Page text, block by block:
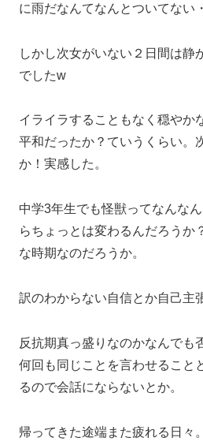
に雨だなんてなんとついてない
しかし次女がいない２日間は静
でしたw
イライラすることもなく穏やか
平和だったか？ていうくらい。
か！実感した。
中学3年生でも怪獣ってなんな
らちょっとは変わるんだろうか
な時期なのだろうか。
訳のわからない自信とか自己主
反抗期真っ盛りなのかなんでも
何回も同じことを言わせること
るので会話にならないとか。
帰ってきた途端また疲れる日々